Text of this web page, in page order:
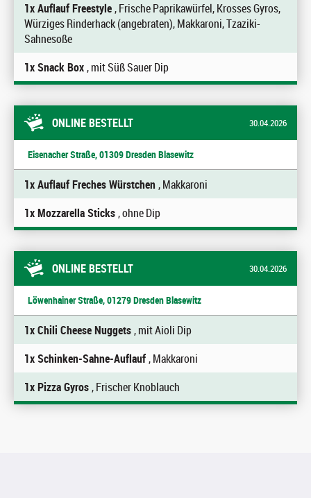
1x Auflauf Freestyle, Frische Paprikawürfel, Krosses Gyros,
Würziges Rinderhack (angebraten), Makkaroni, Tzaziki-
Sahnesoße
1x Snack Box, mit Süß Sauer Dip
ONLINE BESTELLT 30.04.2026
Eisenacher Straße, 01309 Dresden Blasewitz
1x Auflauf Freches Würstchen, Makkaroni
1x Mozzarella Sticks, ohne Dip
ONLINE BESTELLT 30.04.2026
Löwenhainer Straße, 01279 Dresden Blasewitz
1x Chili Cheese Nuggets, mit Aioli Dip
1x Schinken-Sahne-Auflauf, Makkaroni
1x Pizza Gyros, Frischer Knoblauch